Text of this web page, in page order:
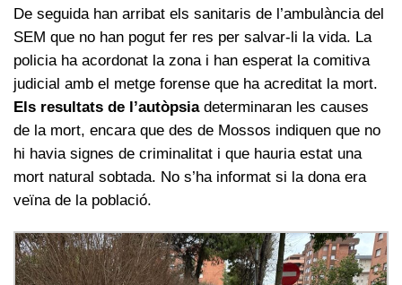
De seguida han arribat els sanitaris de l’ambulància del
SEM que no han pogut fer res per salvar-li la vida. La
policia ha acordonat la zona i han esperat la comitiva
judicial amb el metge forense que ha acreditat la mort.
Els resultats de l’autòpsiadeterminaran les causes
de la mort, encara que des de Mossos indiquen que no
hi havia signes de criminalitat i que hauria estat una
mort natural sobtada. No s’ha informat si la dona era
veïna de la població.